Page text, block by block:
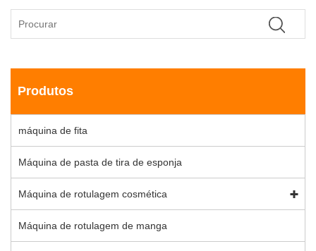
Produtos
máquina de fita
Máquina de pasta de tira de esponja
Máquina de rotulagem cosmética
Máquina de rotulagem de manga